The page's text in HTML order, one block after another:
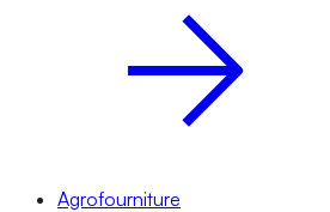
Agrofourniture